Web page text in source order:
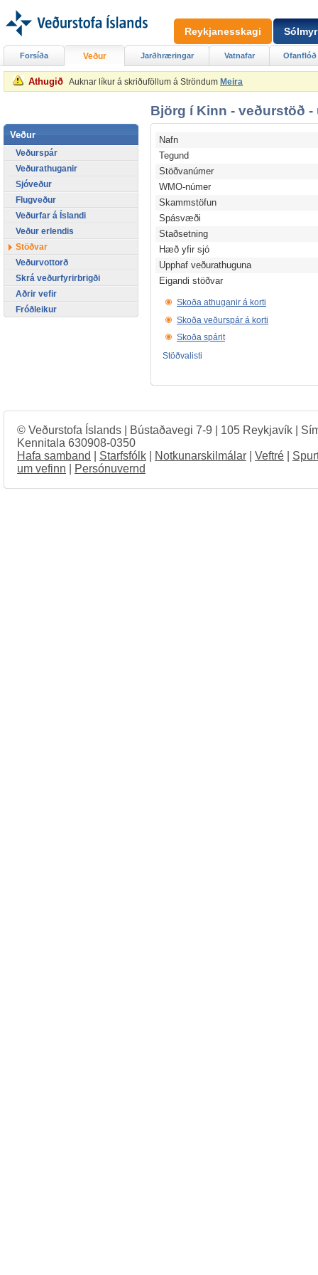
Athugið Auknar líkur á skriðuföllum á Ströndum Meira
Björg í Kinn - veðurstöð
Nafn
Tegund
Stöðvanúmer
WMO-númer
Skammstöfun
Spásvæði
Staðsetning
Hæð yfir sjó
Upphaf veðurathuguna
Eigandi stöðvar
Skoða athuganir á korti
Skoða veðurspár á korti
Skoða spárit
Stöðvalisti
Forsíða Veður Jarðhræringar Vatnafar Ofanflóð
Veður
Veðurspár
Veðurathuganir
Sjóveður
Flugveður
Veðurfar á Íslandi
Veður erlendis
Stöðvar
Veðurvottorð
Skrá veðurfyrirbrigði
Aðrir vefir
Fróðleikur
Reykjanesskagi
© Veðurstofa Íslands | Bústaðavegi 7-9 | 105 Reykjavík |
Kennitala 630908-0350
Hafa samband
Starfsfólk Notkunarskilmálar Veftré
um vefinn
Persónuvernd